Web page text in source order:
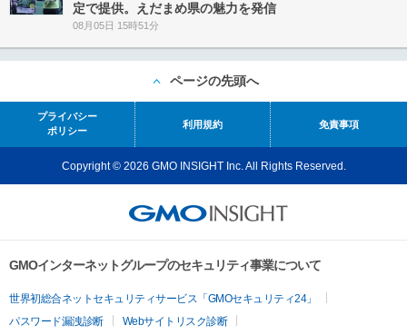
定で提供。えだまめ県の魅力を発信
08月05日 15時51分
ページの先頭へ
プライバシー
ポリシー
利用規約 免責事項
Copyright © 2026 GMO INSIGHT Inc. All Rights Reserved.
GMOインターネットグループのセキュリティ事業について
世界初総合ネットセキュリティサービス「GMOセキュリティ24」
パスワード漏洩診断
Webサイトリスク診断